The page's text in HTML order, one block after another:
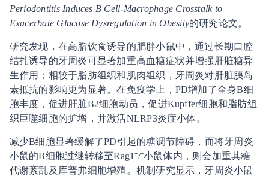
Periodontitis Induces B Cell-Macrophage Crosstalk to
Exacerbate Glucose Dysregulation in Obesity的研究论文。
研究发现，在高脂饮食诱导的肥胖小鼠中，通过长期口腔
结扎诱导的牙周炎可显著加重高血糖症状并增强肝脏糖异
生作用；相较于脂肪组织和肌肉组织，牙周炎对肝脏胰岛
素抵抗的影响更为显著。在免疫学上，PD增加了全身B细
胞丰度，促进肝脏B2细胞动员，促进Kupffer细胞和脂肪组
织巨噬细胞的扩增，并激活NLRP3炎症小体。
减少B细胞显著缓解了PD引起的糖调节障碍，而将牙周炎
小鼠的B细胞过继转移至Rag1⁻/⁻小鼠体内，则会加重其糖
代谢紊乱及库普弗细胞增殖。机制研究显示，牙周炎小鼠